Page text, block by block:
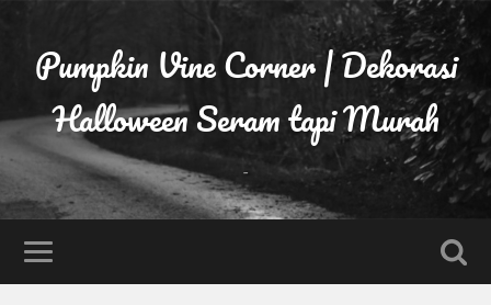
Pumpkin Vine Corner | Dekorasi
Halloween Seram tapi Murah
-